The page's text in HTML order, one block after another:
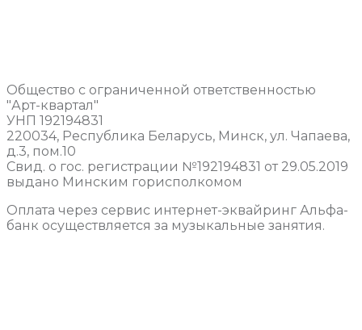
Общество с ограниченной ответственностью
"Арт-квартал"
УНП 192194831
220034, Республика Беларусь, Минск, ул. Чапаева,
д.3, пом.10
Свид. о гос. регистрации №192194831 от 29.05.2019
выдано Минским горисполкомом
Оплата через сервис интернет-эквайринг Альфа-
банк осуществляется за музыкальные занятия.